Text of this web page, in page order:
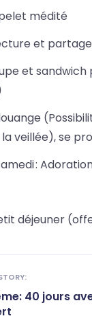
médité
et
et
veillée), se
:
déjeuner
40 jours